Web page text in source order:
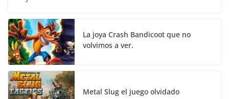
La joya Crash Bandicoot que no
volvimos a ver.
Metal Slug el juego olvidado